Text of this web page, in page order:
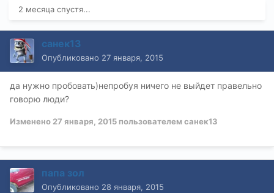
2 месяца спустя...
санек13
Опубликовано 27 января, 2015
да нужно пробовать)непробуя ничего не выйдет правельно
говорю люди?
Изменено 27 января, 2015 пользователем санек13
папа зол
Опубликовано 28 января, 2015